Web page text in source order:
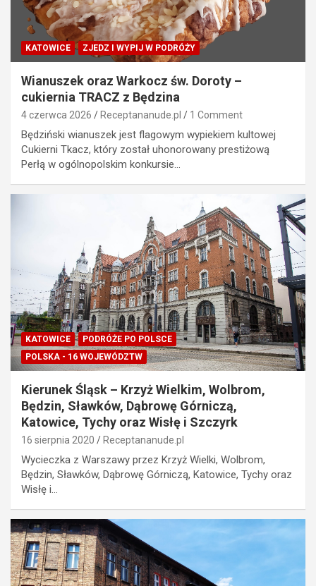
KATOWICE ZJEDZ I WYPIJ W PODRÓŻY
Wianuszek oraz Warkocz św. Doroty –
cukiernia TRACZ z Będzina
4 czerwca 2026 Receptananude.pl 1 Comment
Będziński wianuszek jest flagowym wypiekiem kultowej
Cukierni Tkacz, który został uhonorowany prestiżową
Perłą w ogólnopolskim konkursie…
KATOWICE
PODRÓŻE PO POLSCE
POLSKA - 16 WOJEWÓDZTW
Kierunek Śląsk – Krzyż Wielkim, Wolbrom,
Będzin, Sławków, Dąbrowę Górniczą,
Katowice, Tychy oraz Wisłę i Szczyrk
16 sierpnia 2020 Receptananude.pl
Wycieczka z Warszawy przez Krzyż Wielki, Wolbrom,
Będzin, Sławków, Dąbrowę Górniczą, Katowice, Tychy oraz
Wisłę i…